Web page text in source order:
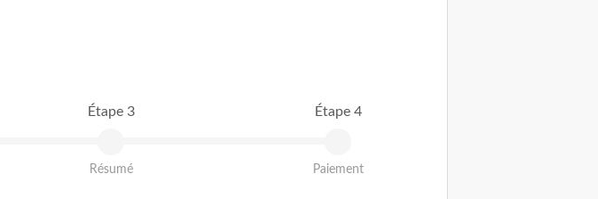
Étape 3
Résumé
Étape 4
Paiement